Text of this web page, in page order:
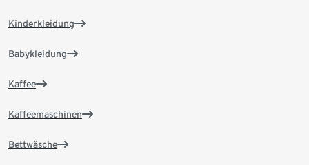
Kinderkleidung
Babykleidung
Kaffee
Kaffeemaschinen
Bettwäsche